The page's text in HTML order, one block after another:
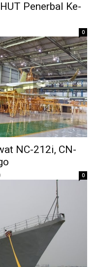
Penerbal Ke-
0
NC-212i, CN-
0